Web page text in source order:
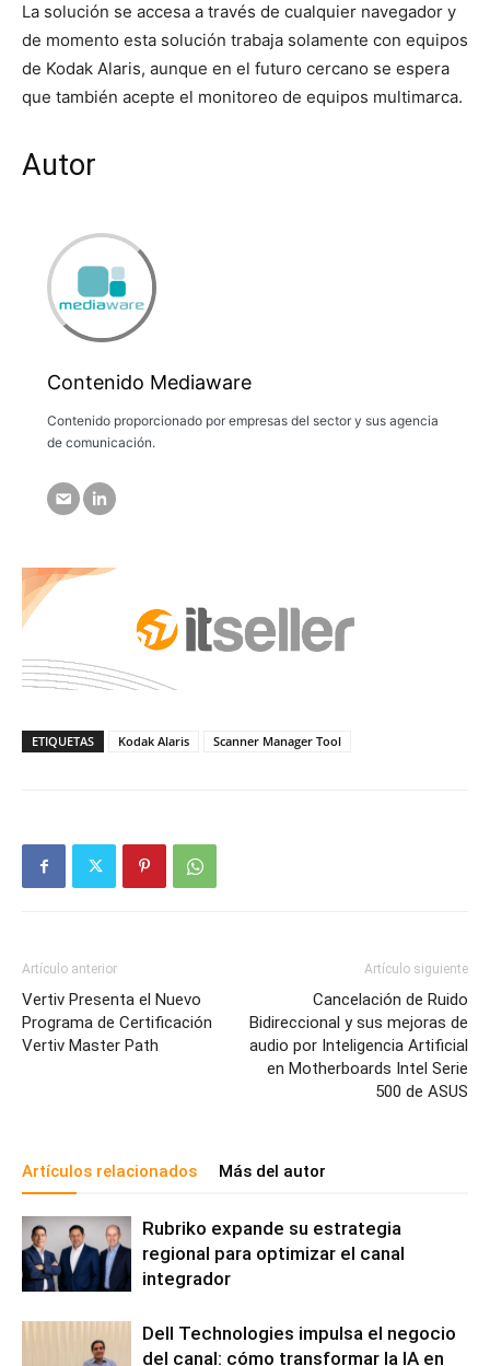
La solución se accesa a través de cualquier navegador y
de momento esta solución trabaja solamente con equipos
de Kodak Alaris, aunque en el futuro cercano se espera
que también acepte el monitoreo de equipos multimarca.
Autor
Contenido Mediaware
Contenido proporcionado por empresas del sector y sus agencia
de comunicación.
ETIQUETAS Kodak Alaris Scanner Manager Tool
Artículo anterior
Vertiv Presenta el Nuevo
Programa de Certificación
Vertiv Master Path
Artículo siguiente
Cancelación de Ruido
Bidireccional y sus mejoras de
audio por Inteligencia Artificial
en Motherboards Intel Serie
500 de ASUS
Artículos relacionados Más del autor
Rubriko expande su estrategia
regional para optimizar el canal
integrador
Dell Technologies impulsa el negocio
del canal: cómo transformar la IA en